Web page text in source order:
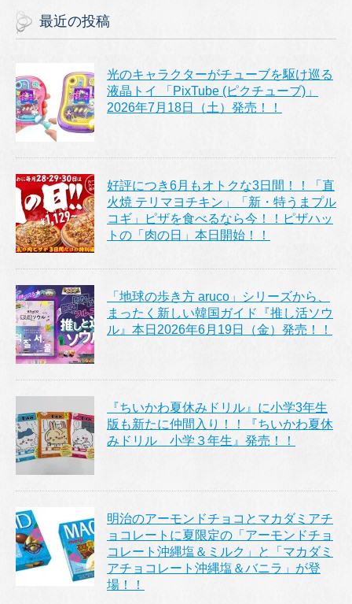
最近の投稿
光のキャラクターがチューブを駆け巡る
液晶トイ 「PixTube (ピクチューブ)」
2026年7月18日（土）発売！！
好評につき6月もオトクな3日間！！「直
火焼 テリマヨチキン」「新・特うまプル
コギ」ピザを食べるなら今！！ピザハッ
トの「肉の日」本日開始！！
「地球の歩き方 aruco」シリーズから、
まったく新しい韓国ガイド『推し活ソウ
ル』本日2026年6月19日（金）発売！！
『ちいかわ夏休みドリル』に小学3年生
版も新たに仲間入り！！『ちいかわ夏休
みドリル 小学３年生』発売！！
明治のアーモンドチョコとマカダミアチ
ョコレートに夏限定の「アーモンドチョ
コレート沖縄塩＆ミルク」と「マカダミ
アチョコレート沖縄塩＆バニラ」が登
場！！